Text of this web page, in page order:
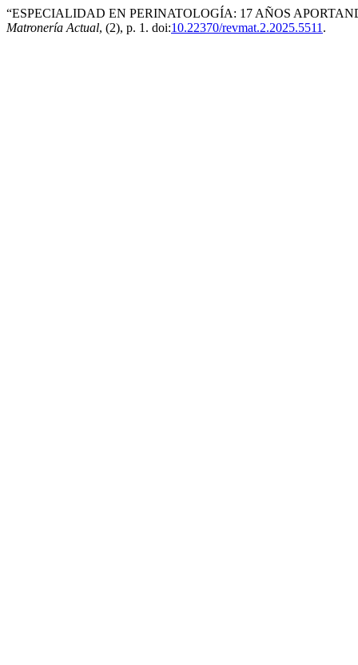
“ESPECIALIDAD EN PERINATOLOGÍA: 17 AÑOS
Matronería Actual, (2), p. 1. doi:10.22370/revmat.2.2025.5511 .